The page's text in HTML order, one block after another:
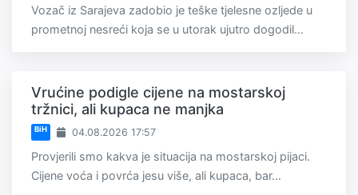
Vozač iz Sarajeva zadobio je teške tjelesne ozljede u
prometnoj nesreći koja se u utorak ujutro dogodil...
Vrućine podigle cijene na mostarskoj
tržnici, ali kupaca ne manjka
BiH 04.08.2026 17:57
Provjerili smo kakva je situacija na mostarskoj pijaci.
Cijene voća i povrća jesu više, ali kupaca, bar...